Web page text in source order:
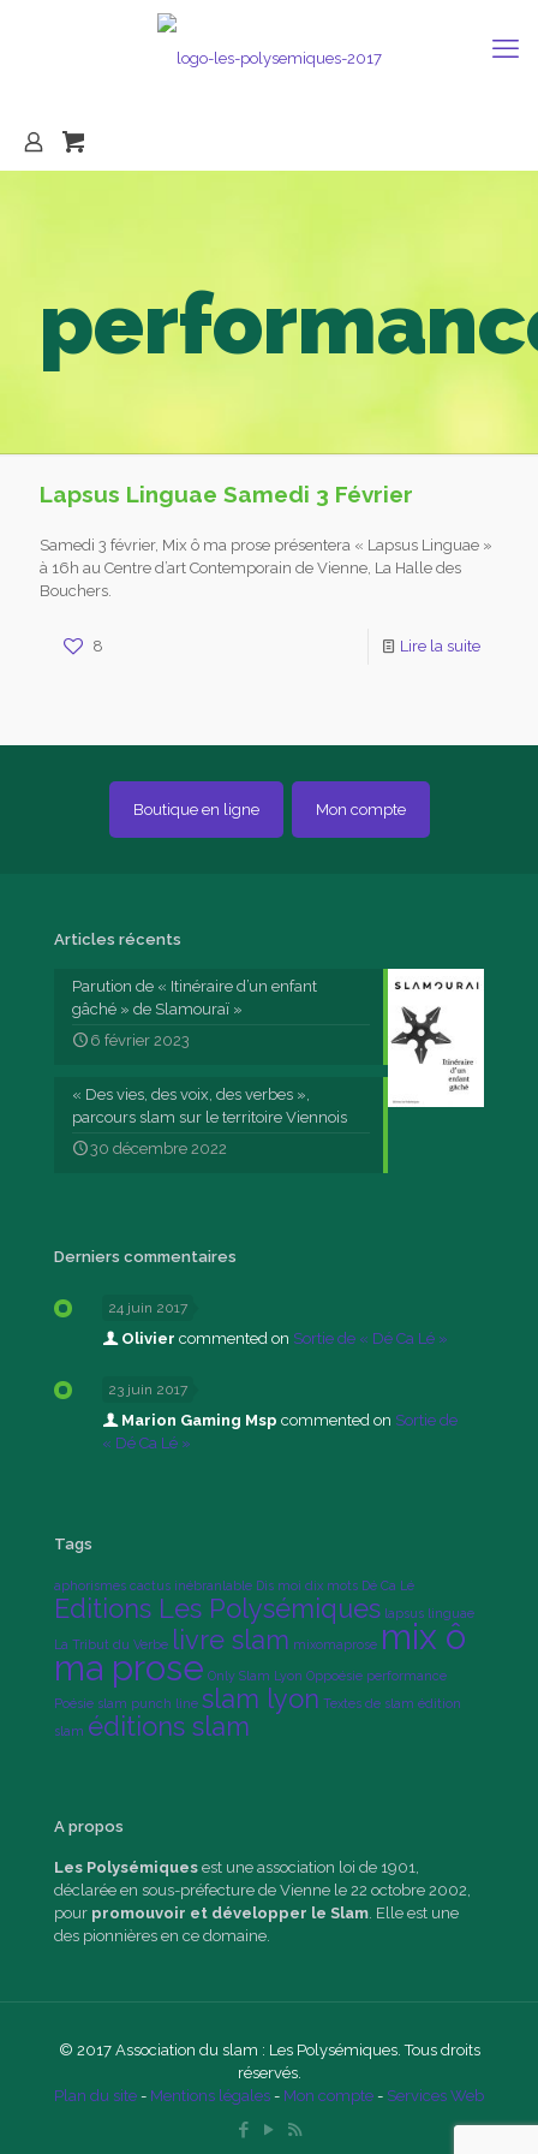
Lapsus Linguae Samedi 3 Février
Samedi 3 février, Mix ô ma prose présentera « Lapsus Linguae »
à 16h au Centre d’art Contemporain de Vienne, La Halle des
Bouchers.
8 Lire la suite
Boutique en ligne Mon compte
Articles récents
Parution de « Itinéraire d’un enfant
gâché » de Slamouraï »
6 février 2023
« Des vies, des voix, des verbes »,
parcours slam sur le territoire Viennois
30 décembre 2022
Derniers commentaires
24 juin 2017
Olivier commented on Sortie de « Dé Ca Lé »
23 juin 2017
Marion Gaming Msp commented on Sortie de
« Dé Ca Lé »
Tags
aphorismes cactus inébranlable Dis moi dix mots Dé Ca Lé
Editions Les Polysémiques lapsus linguae
La Tribut du Verbe livre slam mixomaprose mix ô
ma prose Only Slam Lyon Oppoésie performance
Poésie slam punch line slam lyon Textes de slam édition
slam éditions slam
A propos
Les Polysémiques est une association loi de 1901,
déclarée en sous-préfecture de Vienne le 22 octobre 2002,
pour promouvoir et développer le Slam. Elle est une
des pionnières en ce domaine.
© 2017 Association du slam : Les Polysémiques. Tous droits
réservés.
Plan du site - Mentions légales - Mon compte - Services Web